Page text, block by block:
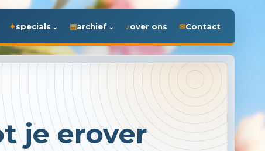
specials archief over ons Contact
je erover